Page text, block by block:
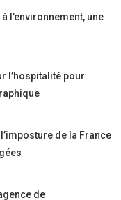
l’environnement, une
l’hospitalité pour
de la France
de